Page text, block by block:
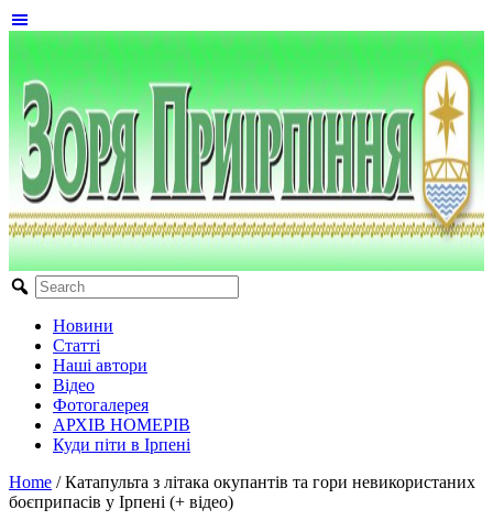
Новини
Статті
Наші автори
Відео
Фотогалерея
АРХІВ НОМЕРІВ
Куди піти в Ірпені
Home / Катапульта з літака окупантів та гори невикористаних
боєприпасів у Ірпені (+ відео)